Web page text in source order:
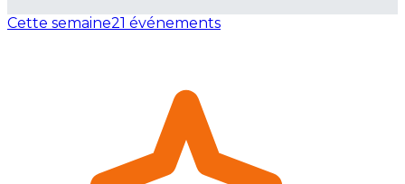
Cette semaine21 événements